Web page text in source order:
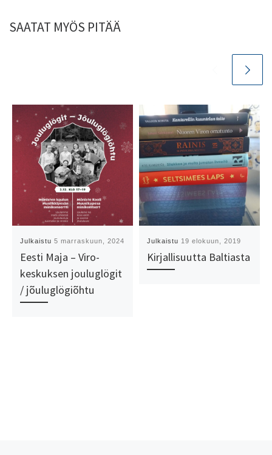
SAATAT MYÖS PITÄÄ
Julkaistu5 marraskuun, 2024
Eesti Maja – Viro-
keskuksen jouluglögit
/ jõuluglögiõhtu
Julkaistu 19 elokuun, 2019
Kirjallisuutta Baltiasta